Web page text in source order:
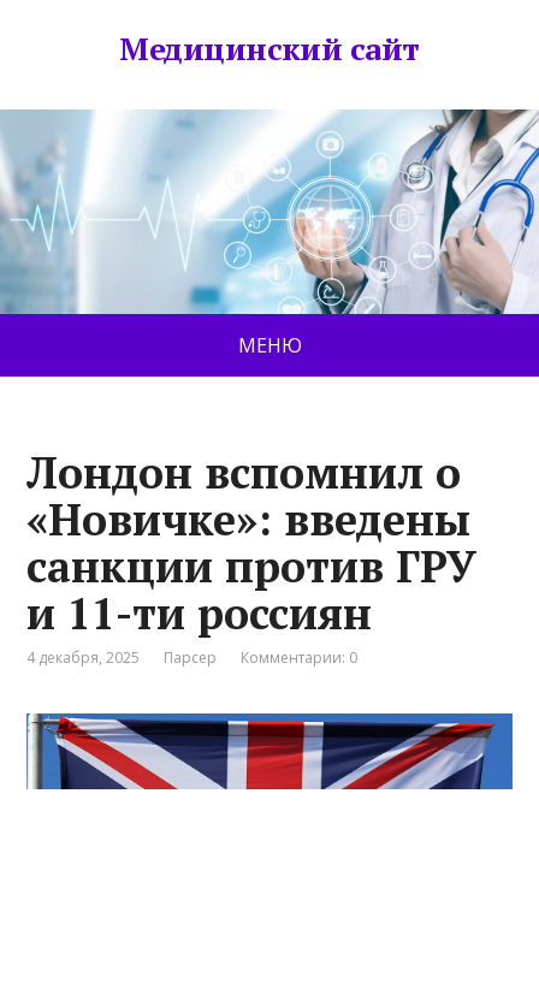
Медицинский сайт
МЕНЮ
Лондон вспомнил о
«Новичке»: введены
санкции против ГРУ
и 11-ти россиян
4 декабря, 2025 Парсер Комментарии: 0